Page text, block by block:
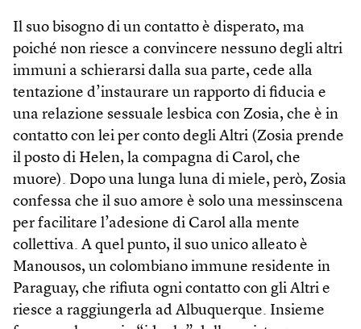
Il suo bisogno di un contatto è disperato, ma
poiché non riesce a convincere nessuno degli altri
immuni a schierarsi dalla sua parte, cede alla
tentazione d’instaurare un rapporto di fiducia e
una relazione sessuale lesbica con Zosia, che è in
contatto con lei per conto degli Altri (Zosia prende
il posto di Helen, la compagna di Carol, che
muore). Dopo una lunga luna di miele, però, Zosia
confessa che il suo amore è solo una messinscena
per facilitare l’adesione di Carol alla mente
collettiva. A quel punto, il suo unico alleato è
Manousos, un colombiano immune residente in
Paraguay, che rifiuta ogni contatto con gli Altri e
riesce a raggiungerla ad Albuquerque. Insieme